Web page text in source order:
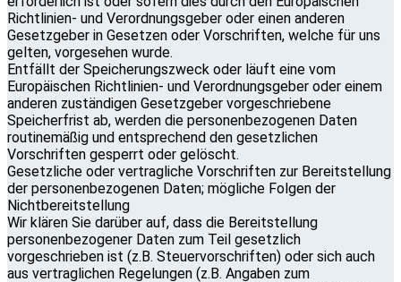
Richtlinien- und Verordnungsgeber oder einen anderen
Gesetzgeber in Gesetzen oder Vorschriften, welche für uns
gelten, vorgesehen wurde.
Entfällt der Speicherungszweck oder läuft eine vom
Europäischen Richtlinien- und Verordnungsgeber oder einem
anderen zuständigen Gesetzgeber vorgeschriebene
Speicherfrist ab, werden die personenbezogenen Daten
routinemäßig und entsprechend den gesetzlichen
Vorschriften gesperrt oder gelöscht.
Gesetzliche oder vertragliche Vorschriften zur Bereitstellung
der personenbezogenen Daten; mögliche Folgen der
Nichtbereitstellung
Wir klären Sie darüber auf, dass die Bereitstellung
personenbezogener Daten zum Teil gesetzlich
vorgeschrieben ist (z.B. Steuervorschriften) oder sich auch
aus vertraglichen Regelungen (z.B. Angaben zum